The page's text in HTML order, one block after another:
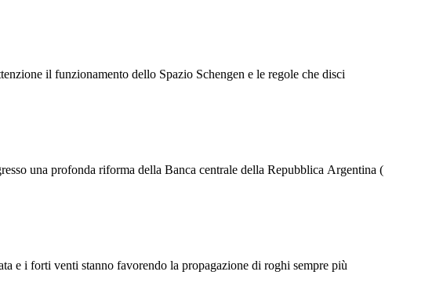
il funzionamento dello Spazio Schengen e le regole che disci
una profonda riforma della Banca centrale della Repubblica Argentina (
e i forti venti stanno favorendo la propagazione di roghi sempre più